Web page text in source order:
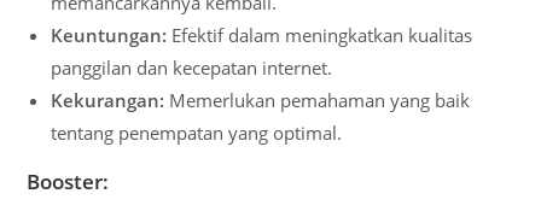
Keuntungan: Efektif dalam meningkatkan kualitas
panggilan dan kecepatan internet.
Kekurangan: Memerlukan pemahaman yang baik
tentang penempatan yang optimal.
Booster: